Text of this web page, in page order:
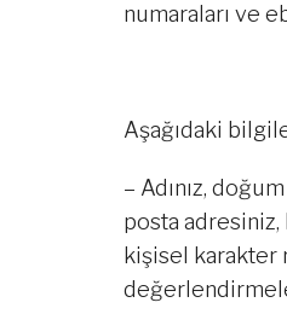
numaraları ve
Aşağıdaki
– Adınız,
posta adresiniz,
kişisel karakter